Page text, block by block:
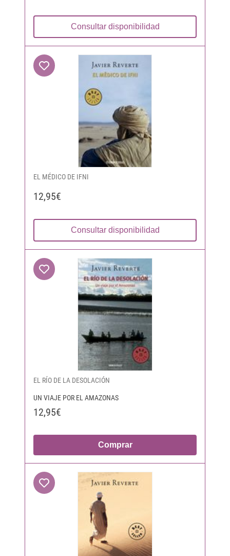
Consultar disponibilidad
EL MÉDICO DE IFNI
12,95€
Consultar disponibilidad
EL RÍO DE LA DESOLACIÓN
UN VIAJE POR EL AMAZONAS
12,95€
Comprar